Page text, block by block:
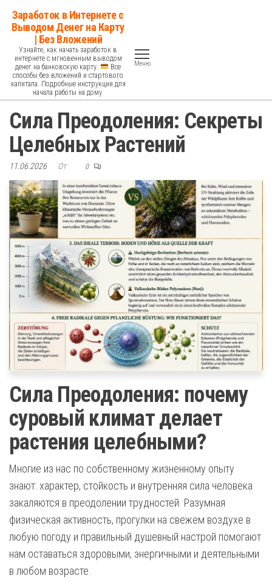
Перейти
содержимому
Заработок в Интернете с
Выводом Денег на Карту
| Без Вложений
Узнайте, как начать заработок в
интернете с мгновенным выводом
денег на банковскую карту.
Все
способы без вложений и стартового
капитала. Подробные инструкции для
начала работы на дому.
Меню
Сила Преодоления: Секреты
Целебных Растений
11.06.2026 От 0
Сила Преодоления: почему
суровый климат делает
растения целебными?
Многие из нас по собственному жизненному опыту
знают: характер, стойкость и внутренняя сила человека
закаляются в преодолении трудностей. Разумная
физическая активность, прогулки на свежем воздухе в
любую погоду и правильный душевный настрой помогают
нам оставаться здоровыми, энергичными и деятельными
в любом возрасте.